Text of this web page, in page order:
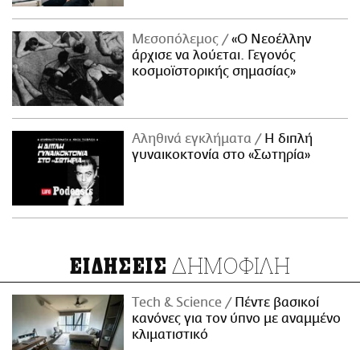
Μεσοπόλεμος
«Ο Νεοέλλην
άρχισε να λούεται. Γεγονός
κοσμοϊστορικής σημασίας»
Αληθινά εγκλήματα
Η διπλή
γυναικοκτονία στο «Σωτηρία»
ΕΙΔΗΣΕΙΣ ΔΗΜΟΦΙΛΗ
Τech & Science
Πέντε βασικοί
κανόνες για τον ύπνο με αναμμένο
κλιματιστικό